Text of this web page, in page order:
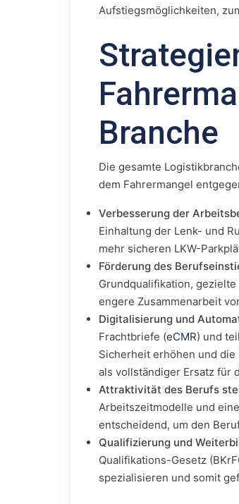
Aufstiegsmöglichkeiten,
Branche
Die gesamte
dem Fahrermangel
Verbesserung der
Einhaltung der Lenk- und
mehr sicheren LKW-
Förderung des
Grundqualifikation,
engere Zusammenarbeit
Digitalisierung und
Frachtbriefe (eCMR) und
Sicherheit erhöhen und
als vollständiger Ersatz für
Attraktivität des Berufs
Arbeitszeitmodelle und
entscheidend, um den
Qualifizierung und
Qualifikations-Gesetz
spezialisieren und somit